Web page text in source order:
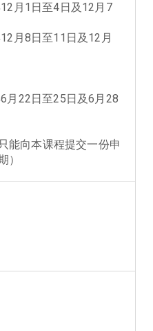
月1日至4日及12月7
月8日至11日及12月
月22日至25日及6月28
能向本课程提交一份申
）